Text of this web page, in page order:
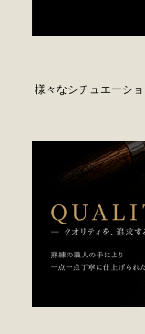
様々なシチュエーシ